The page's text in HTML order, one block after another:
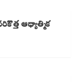
ఆధ్యాత్మిక